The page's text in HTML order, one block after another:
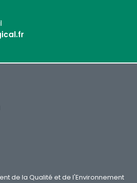
de la Qualité et de l'Environnement